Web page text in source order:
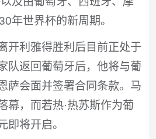
年世界杯的新周期。
开利雅得胜利后目前正处于
队返回葡萄牙后，他将与葡
萨会面并签署合同条款。马
幕，而若热·热苏斯作为葡
即将开启。